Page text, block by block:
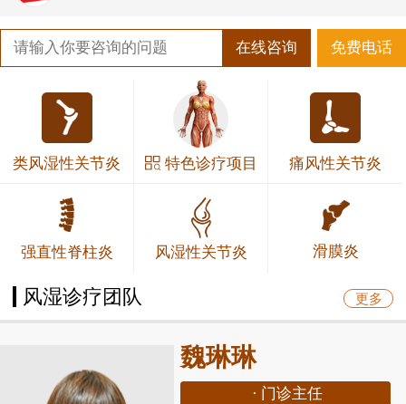
·
如何正确认识强直性脊柱炎？
·
患者福音！北京积水潭医院黄彦弘教授联合贵阳强直
·
贵阳类风湿专科医院有哪些 治疗类风湿有哪些好的
·
新妈妈为什么会易得产后风湿？
·
端午期间肌骨超声检查免费，北京友谊医院专家来贵
在线咨询 免费电话
类风湿性关节炎 特色诊疗项目 痛风性关节炎
强直性脊柱炎 风湿性关节炎 滑膜炎
风湿诊疗团队 更多
魏琳琳
· 门诊主任